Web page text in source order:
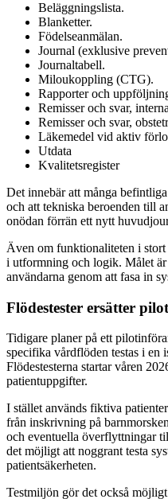
Beläggningslista.
Blanketter.
Födelseanmälan.
Journal (exklusive
Journaltabell.
Miloukoppling (CTG).
Rapporter och
Remisser och svar,
Remisser och svar,
Läkemedel vid aktiv
Utdata
Kvalitetsregister
Det innebär att många
och att tekniska beroenden till
onödan förrän ett nytt
Även om funktionaliteten i stort
i utformning och logik. Målet
användarna genom att fasa in
Flödestester ersätter pilot
Tidigare planer på ett
specifika vårdflöden testas i en
Flödestesterna startar våren
patientuppgifter.
I stället används fiktiva
från inskrivning på
och eventuella överflyttningar
det möjligt att noggrant testa
patientsäkerheten.
Testmiljön gör det också